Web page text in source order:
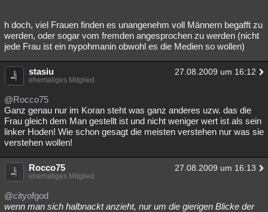
h doch, viel Frauen finden es unangenehm voll Männern begafft zu
werden, oder sogar vom fremden angesprochen zu werden (nicht
jede Frau ist ein nypohmanin obwohl es die Medien so wollen)
stasiu 27.08.2009 um 16:12
ehemaliges Mitglied
@Rocco75
Ganz genau nur im Koran steht was ganz anderes uzw. das die
Frau gleich dem Man gestellt ist und nicht weniger wert ist als sein
linker Hoden! Wie schon gesagt die meisten verstehen nur was sie
verstehen wollen!
Rocco75 27.08.2009 um 16:13
ehemaliges Mitglied
@cityofgod
wenn man sich halbnackt anzieht, nur um die gierigen Blicke der